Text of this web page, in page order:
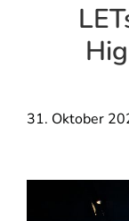
31. Oktober